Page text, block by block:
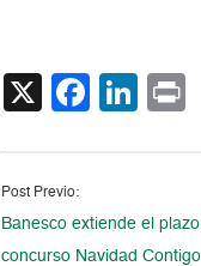
X
Post Previo:
Banesco extiende el
concurso Navidad Contigo